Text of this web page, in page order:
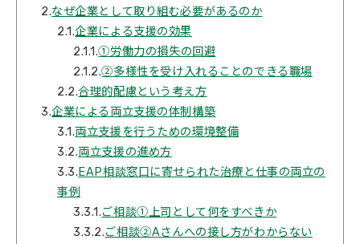
2.なぜ企業として取り組む必要があるのか
2.1.企業による支援の効果
2.1.1.①労働力の損失の回避
2.1.2.②多様性を受け入れることのできる職場
2.2.合理的配慮という考え方
3.企業による両立支援の体制構築
3.1.両立支援を行うための環境整備
3.2.両立支援の進め方
3.3. EAP相談窓口に寄せられた治療と仕事の両立の
事例
3.3.1.ご相談①上司として何をすべきか​​​​​​​
3.3.2.ご相談②Aさんへの接し方がわからない